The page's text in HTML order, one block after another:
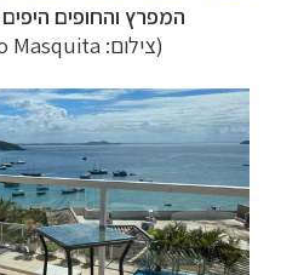
המפרץ והחופים
(צילום: Masquita)